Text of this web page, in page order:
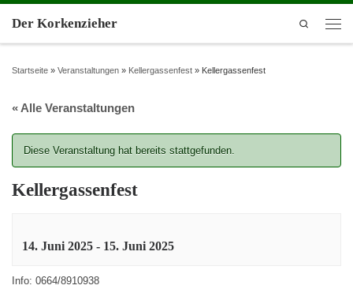
Der Korkenzieher Search
Startseite » Veranstaltungen » Kellergassenfest » Kellergassenfest
« Alle Veranstaltungen
Diese Veranstaltung hat bereits stattgefunden.
Kellergassenfest
14. Juni 2025 - 15. Juni 2025
Info: 0664/8910938